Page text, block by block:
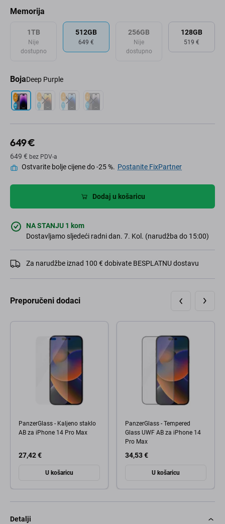
Memorija
1TB
Nije
dostupno
512GB
649 €
256GB
Nije
dostupno
128GB
519 €
BojaDeep Purple
649 €
649 € bez PDV-a
Ostvarite bolje cijene do -25 %. Postanite FixPartner
Dodaj u košaricu
NA STANJU 1 kom
Dostavljamo sljedeći radni dan. 7. Kol. (narudžba do 15:00)
Za narudžbe iznad 100 € dobivate BESPLATNU dostavu
Preporučeni dodaci
PanzerGlass - Kaljeno staklo
AB za iPhone 14 Pro Max
27,42 €
U košaricu
PanzerGlass - Tempered
Glass UWF AB za iPhone 14
Pro Max
34,53 €
U košaricu
Detalji